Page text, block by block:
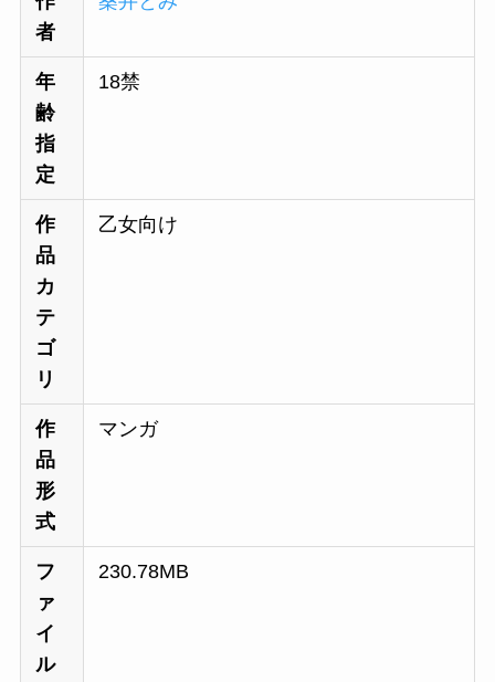
者
年
齢
指
定
18禁
作
品
カ
テ
ゴ
リ
乙女向け
作
品
形
式
マンガ
フ
ァ
イ
ル
230.78MB